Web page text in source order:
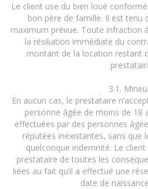
Le client use du bien loué
bon père de famille. Il est tenu
maximum prévue. Toute infraction
la résiliation immédiate du
montant de la location restant
3.1.
En aucun cas, le prestataire
personne âgée de moins de 18
effectuées par des personnes
réputées inexistantes, sans que
quelconque indemnité. Le client
prestataire de toutes les
liées au fait qu’il a effectué une
date de